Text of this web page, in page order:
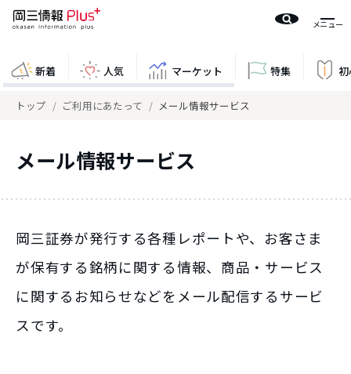
新着 人気 マーケット 特集
トップ ご利用にあたって メール情報サービス
メール情報サービス
岡三証券が発行する各種レポートや、お客さま
が保有する銘柄に関する情報、商品・サービス
に関するお知らせなどをメール配信するサービ
スです。